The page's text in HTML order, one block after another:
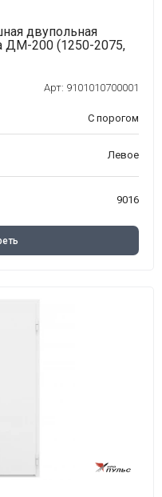
двупольная
ДМ-200 (1250-2075,
Арт: 9101010700001
С порогом
Левое
9016